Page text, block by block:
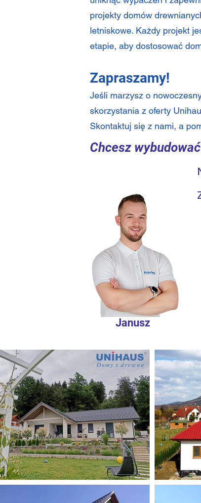
projekty domów
letniskowe. Każdy projekt
etapie, aby dostosować
Zapraszamy!
Jeśli marzysz o
skorzystania z oferty
Skontaktuj się z nami, a
Chcesz
Janusz